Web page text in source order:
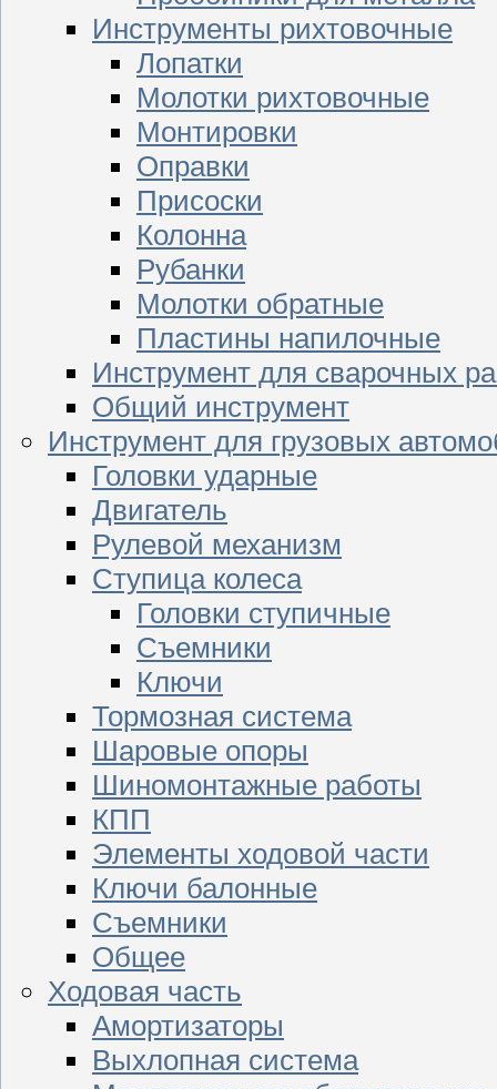
Инструменты рихтовочные
Лопатки
Молотки рихтовочные
Монтировки
Оправки
Присоски
Колонна
Рубанки
Молотки обратные
Пластины напилочные
Инструмент для сварочных
Общий инструмент
Инструмент для грузовых
Головки ударные
Двигатель
Рулевой механизм
Ступица колеса
Головки ступичные
Съемники
Ключи
Тормозная система
Шаровые опоры
Шиномонтажные работы
КПП
Элементы ходовой части
Ключи балонные
Съемники
Общее
Ходовая часть
Амортизаторы
Выхлопная система